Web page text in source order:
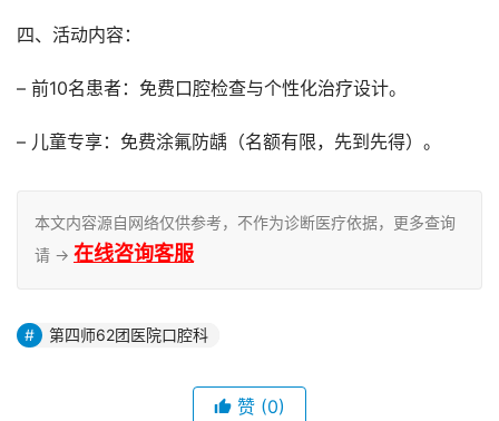
四、活动内容：
– 前10名患者：免费口腔检查与个性化治疗设计。
– 儿童专享：免费涂氟防龋（名额有限，先到先得）。
本文内容源自网络仅供参考，不作为诊断医疗依据，更多查询
请 → 在线咨询客服
第四师62团医院口腔科
赞 (0)